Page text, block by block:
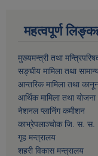
महत्वपूर्ण
मुख्यमन्त्री तथा
सङ्घीय मामिला तथा
आन्तरिक मामिला तथा
आर्थिक मामिला तथा
नेशनल प्लानिंग कमीशन
काभ्रेपलाञ्चाेक जि. स. स.
गृह मन्त्रालय
शहरी विकास मन्त्रालय